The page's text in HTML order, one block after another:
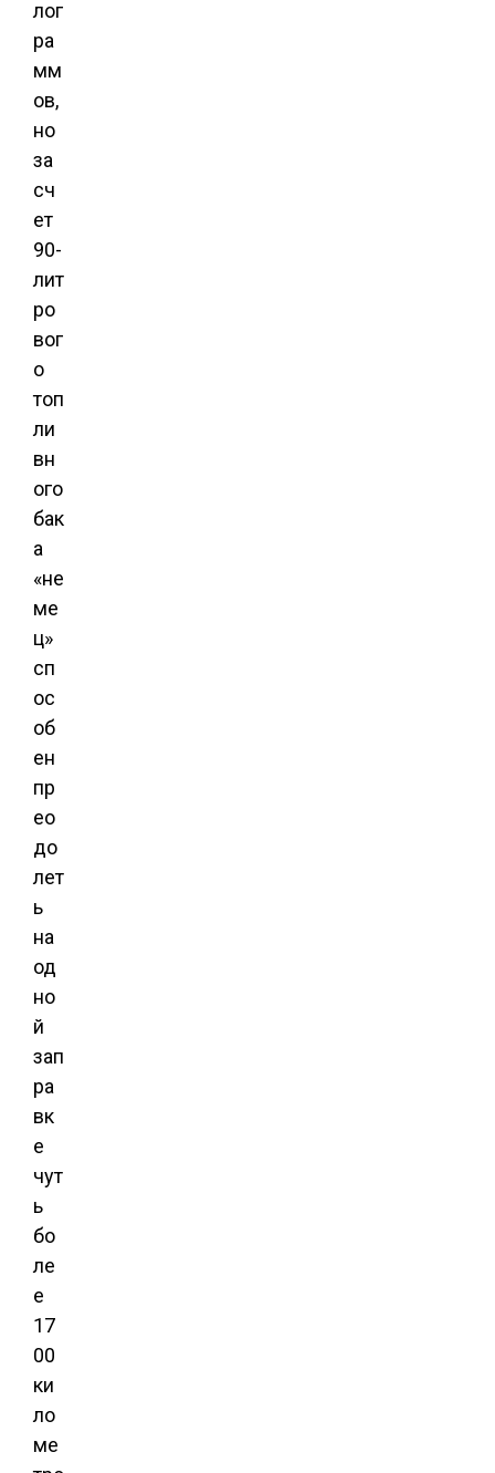
лог
ра
мм
ов,
но
за
сч
ет
90-
лит
ро
вог
о
топ
ли
вн
ого
бак
а
«не
ме
ц»
сп
ос
об
ен
пр
ео
до
лет
ь
на
од
но
й
зап
ра
вк
е
чут
ь
бо
ле
е
17
00
ки
ло
ме